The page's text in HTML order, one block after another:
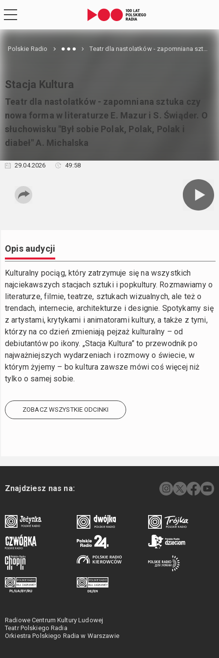
Polskie Radio Teatr dla nastolatków - zapomniana sztuka czy nowa forma w literaturze E. Mazur i S. Świąder. O słuchowisku "Był sobie Polak, Polak, Polak i diabeł" A. Michalska
Stacja Kultura
Teatr dla nastolatków - zapomniana sztuka czy
nowa forma w literaturze E. Mazur i S. Świąder. O
słuchowisku "Był sobie Polak, Polak, Polak i
diabeł" A. Michalska
29.04.2026 49:58
Opis audycji
Kulturalny pociąg, który zatrzymuje się na wszystkich
najciekawszych stacjach sztuki i popkultury. Rozmawiamy o
literaturze, filmie, teatrze, sztukach wizualnych, ale też o
trendach, internecie, architekturze i designie. Spotykamy się
z artystami, krytykami i animatorami kultury, a także z tymi,
którzy na co dzień zmieniają pejzaż kulturalny – od
debiutantów po ikony. „Stacja Kultura” to przewodnik po
najważniejszych wydarzeniach i rozmowy o świecie, w
którym żyjemy – bo kultura zawsze mówi coś więcej niż
tylko o samej sobie.
ZOBACZ WSZYSTKIE ODCINKI
Znajdziesz nas na:
Radiowe Centrum Kultury Ludowej
Teatr Polskiego Radia
Orkiestra Polskiego Radia w Warszawie